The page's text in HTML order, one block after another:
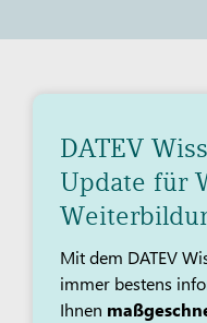
DATEV
Update für
Mit dem DATEV
immer bestens
Ihnen